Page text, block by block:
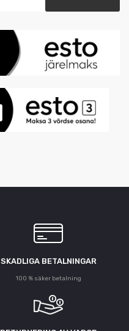
SKADLIGA BETALNINGAR
100 % säker betalning